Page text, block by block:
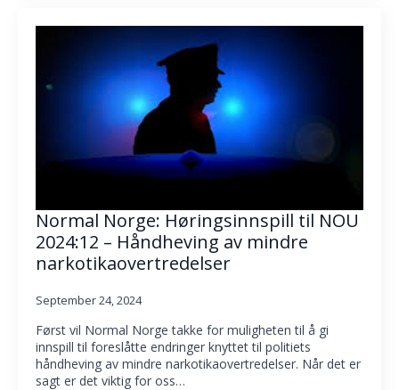
Normal Norge: Høringsinnspill til NOU
2024:12 – Håndheving av mindre
narkotikaovertredelser
September 24, 2024
Først vil Normal Norge takke for muligheten til å gi
innspill til foreslåtte endringer knyttet til politiets
håndheving av mindre narkotikaovertredelser. Når det er
sagt er det viktig for oss…